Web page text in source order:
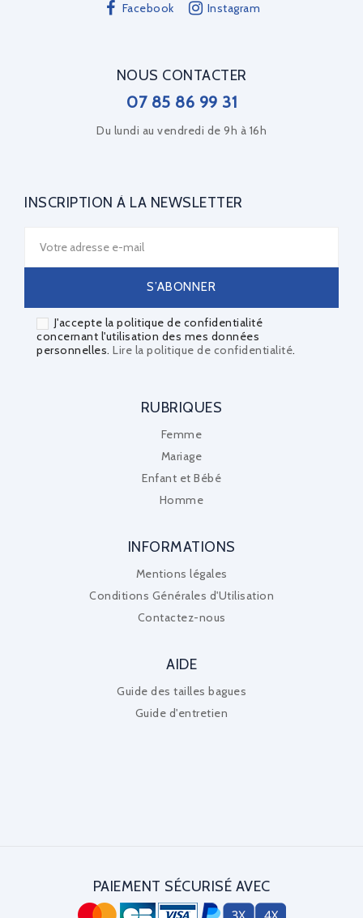
Facebook Instagram
NOUS CONTACTER
07 85 86 99 31
Du lundi au vendredi de 9h à 16h
INSCRIPTION À LA NEWSLETTER
J'accepte la politique de confidentialité
concernant l'utilisation des mes données
personnelles. Lire la politique de confidentialité.
RUBRIQUES
Femme
Mariage
Enfant et Bébé
Homme
INFORMATIONS
Mentions légales
Conditions Générales d'Utilisation
Contactez-nous
AIDE
Guide des tailles bagues
Guide d'entretien
PAIEMENT SÉCURISÉ AVEC